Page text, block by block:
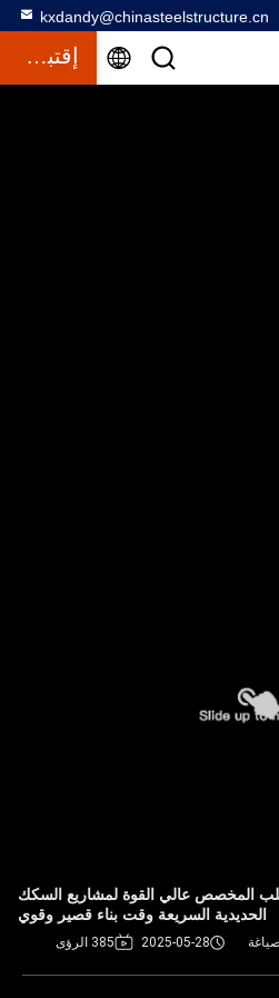
kxdandy@chinasteelstructure.cn
إقتباس
المخصص عالي القوة لمشاريع السكك
الحديدية السريعة وقت بناء قصير وقوي
2025-05-28 385 الرؤى